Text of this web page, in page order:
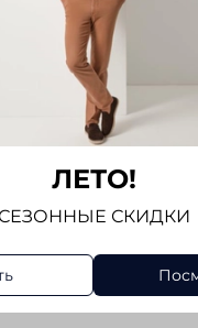
ЛЕТО!
СЕЗОННЫЕ СКИДКИ